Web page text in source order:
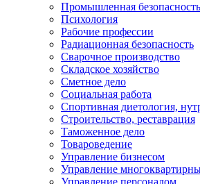
Промышленная безопасность
Психология
Рабочие профессии
Радиационная безопасность
Сварочное производство
Складское хозяйство
Сметное дело
Социальная работа
Спортивная диетология,
Строительство, реставрация
Таможенное дело
Товароведение
Управление бизнесом
Управление
Управление персоналом